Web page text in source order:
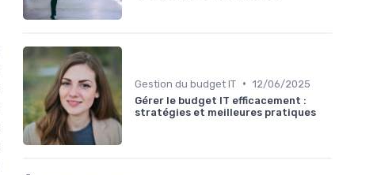
Gestion du budget IT • 12/06/2025
Gérer le budget IT efficacement :
stratégies et meilleures pratiques